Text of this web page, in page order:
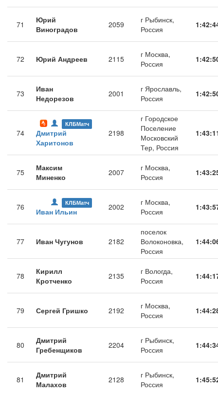
71
Юрий
Виноградов
2059
г Рыбинск,
Россия
72 Юрий Андреев 2115
г Москва,
Россия
73
Иван
Недорезов
2001
г Ярославль,
Россия
74
КЛБМатч
Дмитрий
Харитонов
2198
г Городское
Поселение
Московский
Тер, Россия
75
Максим
Миненко
2007
г Москва,
Россия
76 КЛБМатч
Иван Ильин 2002
г Москва,
Россия
77 Иван Чугунов 2182
поселок
Волоконовка,
Россия
78
Кирилл
Кротченко
2135
г Вологда,
Россия
79 Сергей Гришко 2192
г Москва,
Россия
80
Дмитрий
Гребенщиков
2204
г Рыбинск,
Россия
81
Дмитрий
Малахов
2128
г Рыбинск,
Россия